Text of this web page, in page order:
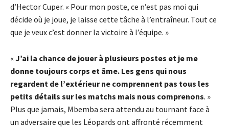
d’Hector Cuper. « Pour mon poste, ce n’est pas moi qui
décide où je joue, je laisse cette tâche à l’entraîneur. Tout ce
que je veux c’est donner la victoire à l’équipe. »
« J’ai la chance de jouer à plusieurs postes et je me
donne toujours corps et âme. Les gens qui nous
regardent de l’extérieur ne comprennent pas tous les
petits détails sur les matchs mais nous comprenons. »
Plus que jamais, Mbemba sera attendu au tournant face à
un adversaire que les Léopards ont affronté récemment